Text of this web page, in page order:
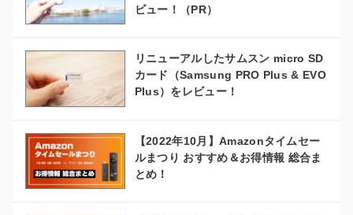
ビュー！（PR）
リニューアルしたサムスン micro SD
カード（Samsung PRO Plus & EVO
Plus）をレビュー！
【2022年10月】Amazonタイムセー
ルまつり おすすめ＆お得情報 総合ま
とめ！